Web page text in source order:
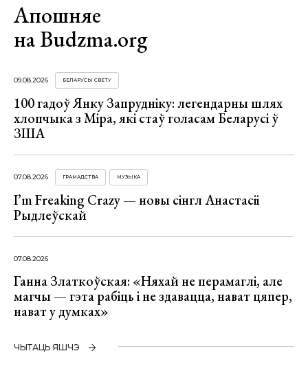
Апошняе
на Budzma.org
09.08.2026 БЕЛАРУСЫ СВЕТУ
100 гадоў Янку Запрудніку: легендарны шлях
хлопчыка з Міра, які стаў голасам Беларусі ў
ЗША
07.08.2026 ГРАМАДСТВА МУЗЫКА
I’m Freaking Crazy — новы сінгл Анастасіі
Рыдлеўскай
07.08.2026
Ганна Златкоўская: «Няхай не перамаглі, але
магчы — гэта рабіць і не здавацца, нават цяпер,
нават у думках»
ЧЫТАЦЬ ЯШЧЭ